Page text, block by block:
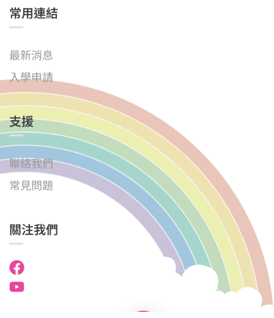
常用連結
最新消息
入學申請
支援
聯絡我們
常見問題
關注我們